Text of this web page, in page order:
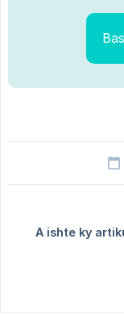
A ishte ky